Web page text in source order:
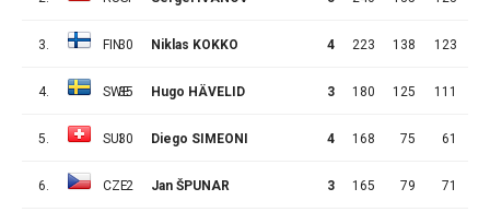
3. FIN30 Niklas KOKKO 4 223 138 123
4. SWE
35 Hugo HÄVELID 3 180 125 111
5. SUI30 Diego SIMEONI 4 168 75 61
6. CZE2 Jan ŠPUNAR 3 165 79 71